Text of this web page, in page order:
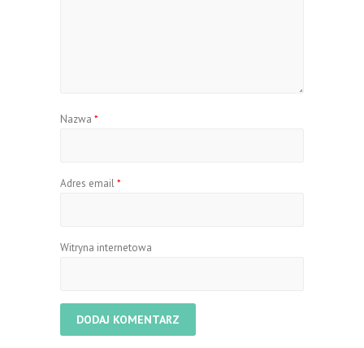
Nazwa *
Adres email*
Witryna internetowa